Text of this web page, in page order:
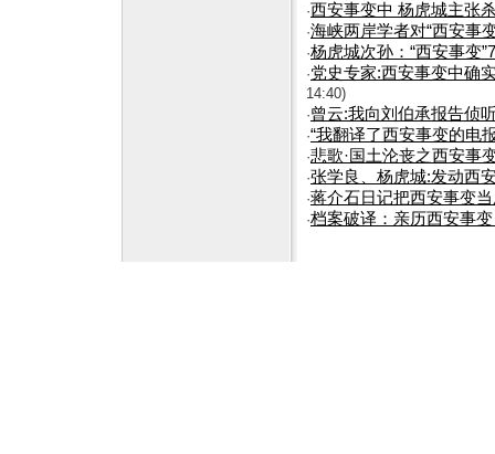
·西安事变中 杨虎城主张
·海峡两岸学者对“西安事
·杨虎城次孙：“西安事变
·党史专家:西安事变中确
14:40)
·曾云:我向刘伯承报告侦
·“我翻译了西安事变的电
·悲歌·国土沦丧之西安事
·张学良、杨虎城:发动西
·蒋介石日记把西安事变
·档案破译：亲历西安事